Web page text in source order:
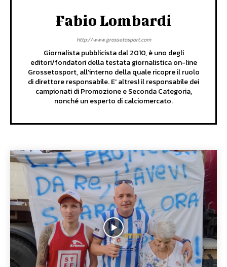
Fabio Lombardi
http://www.grossetosport.com
Giornalista pubblicista dal 2010, è uno degli
editori/fondatori della testata giornalistica on-line
Grossetosport, all'interno della quale ricopre il ruolo
di direttore responsabile. E' altresì il responsabile dei
campionati di Promozione e Seconda Categoria,
nonché un esperto di calciomercato.